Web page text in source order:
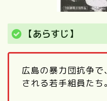
【あらすじ】
広島の暴力団抗争
される若手組員たち。